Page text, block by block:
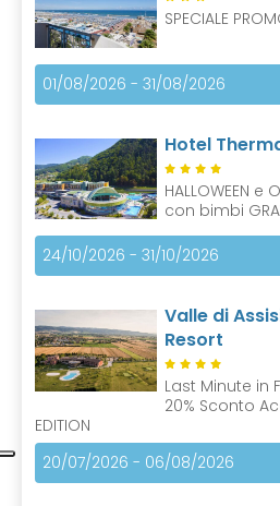
SPECIALE
01/08/2026 - 31/08/2026
Hotel
HALLOWEEN e
con bimbi
24/10/2026 - 31/10/2026
Valle di
Resort
Last Minute in
20% Sconto
EDITION
20/07/2026 - 06/08/2026